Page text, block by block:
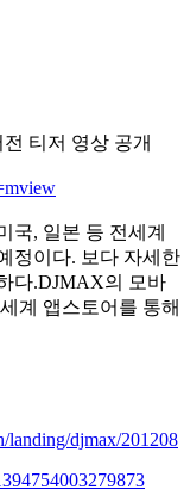
티저 영상 공개
국, 일본 등 전세계
정이다. 보다 자세한
다.DJMAX의 모바
계 앱스토어를 통해
landing/djmax/201208